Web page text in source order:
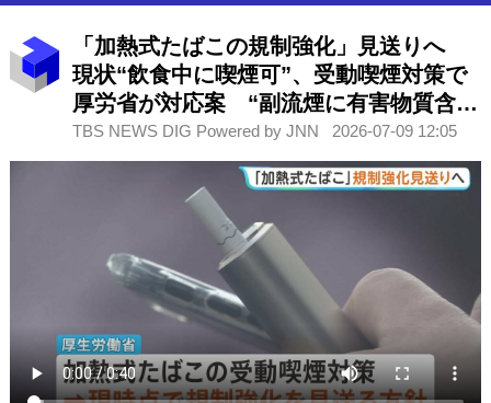
「加熱式たばこの規制強化」見送りへ
現状“飲食中に喫煙可”、受動喫煙対策で
厚労省が対応案 “副流煙に有害物質含ま
れるが引き続き情報収集”
TBS NEWS DIG Powered by JNN 2026-07-09 12:05